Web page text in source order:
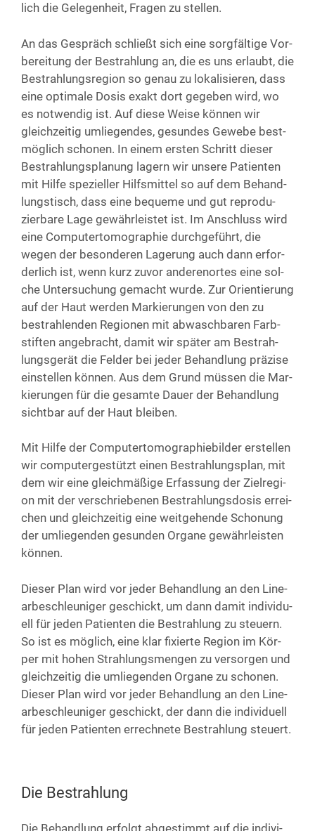
lich die Gele­gen­heit, Fra­gen zu stellen.
An das Gespräch schließt sich eine sorg­fäl­ti­ge Vor­
be­rei­tung der Bestrah­lung an, die es uns erlaubt, die
Bestrah­lungs­re­gi­on so genau zu loka­li­sie­ren, dass
eine opti­ma­le Dosis exakt dort gege­ben wird, wo
es not­wen­dig ist. Auf die­se Wei­se kön­nen wir
gleich­zei­tig umlie­gen­des, gesun­des Gewe­be best­
mög­lich scho­nen. In einem ers­ten Schritt die­ser
Bestrah­lungs­pla­nung lagern wir unse­re Pati­en­ten
mit Hil­fe spe­zi­el­ler Hilfs­mit­tel so auf dem Behand­
lungs­tisch, dass eine beque­me und gut repro­du­
zier­ba­re Lage gewähr­leis­tet ist. Im Anschluss wird
eine Com­pu­ter­to­mo­gra­phie durch­ge­führt, die
wegen der beson­de­ren Lage­rung auch dann erfor­
der­lich ist, wenn kurz zuvor ande­ren­or­tes eine sol­
che Unter­su­chung gemacht wur­de. Zur Ori­en­tie­rung
auf der Haut wer­den Mar­kie­run­gen von den zu
bestrah­len­den Regio­nen mit abwasch­ba­ren Farb­
stif­ten ange­bracht, damit wir spä­ter am Bestrah­
lungs­ge­rät die Fel­der bei jeder Behand­lung prä­zi­se
ein­stel­len kön­nen. Aus dem Grund müs­sen die Mar­
kie­run­gen für die gesam­te Dau­er der Behand­lung
sicht­bar auf der Haut bleiben.
Mit Hil­fe der Com­pu­ter­to­mo­gra­phie­bil­der erstel­len
wir com­pu­ter­ge­stützt einen Bestrah­lungs­plan, mit
dem wir eine gleich­mä­ßi­ge Erfas­sung der Ziel­re­gi­
on mit der ver­schrie­be­nen Bestrah­lungs­do­sis errei­
chen und gleich­zei­tig eine weit­ge­hen­de Scho­nung
der umlie­gen­den gesun­den Orga­ne gewähr­leis­ten
können.
Die­ser Plan wird vor jeder Behand­lung an den Line­
ar­be­schleu­ni­ger geschickt, um dann damit indi­vi­du­
ell für jeden Pati­en­ten die Bestrah­lung zu steu­ern.
So ist es mög­lich, eine klar fixier­te Regi­on im Kör­
per mit hohen Strah­lungs­men­gen zu ver­sor­gen und
gleich­zei­tig die umlie­gen­den Orga­ne zu scho­nen.
Die­ser Plan wird vor jeder Behand­lung an den Line­
ar­be­schleu­ni­ger geschickt, der dann die indi­vi­du­ell
für jeden Pati­en­ten errech­ne­te Bestrah­lung steuert.
Die Bestrahlung